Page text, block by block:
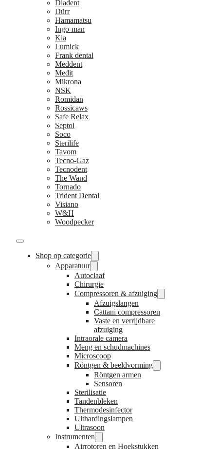
Diadent
Dürr
Hamamatsu
Ingo-man
Kia
Lumick
Frank dental
Meddent
Medit
Mikrona
NSK
Romidan
Rossicaws
Safe Relax
Septol
Soco
Sterilife
Tavom
Tecno-Gaz
Tecnodent
The Wand
Tornado
Trident Dental
Visiano
W&H
Woodpecker
Shop op categorie
Apparatuur
Autoclaaf
Chirurgie
Compressoren & afzuiging
Afzuigslangen
Cattani compressoren
Vaste en verrijdbare
afzuiging
Intraorale camera
Meng en schudmachines
Microscoop
Röntgen & beeldvorming
Röntgen armen
Sensoren
Sterilisatie
Tandenbleken
Thermodesinfector
Uithardingslampen
Ultrasoon
Instrumenten
Airrotoren en Hoekstukken